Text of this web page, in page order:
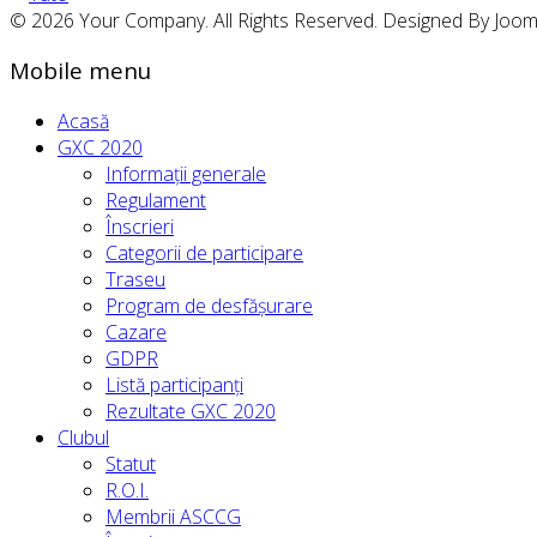
© 2026 Your Company. All Rights Reserved. Designed By
Mobile menu
Acasă
GXC 2020
Informații generale
Regulament
Înscrieri
Categorii de participare
Traseu
Program de desfășurare
Cazare
GDPR
Listă participanți
Rezultate GXC 2020
Clubul
Statut
R.O.I.
Membrii ASCCG